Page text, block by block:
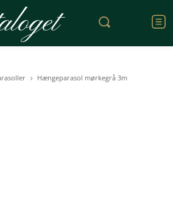
Hængeparasol mørkegrå 3m